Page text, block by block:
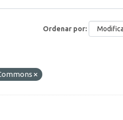
Ordenar por